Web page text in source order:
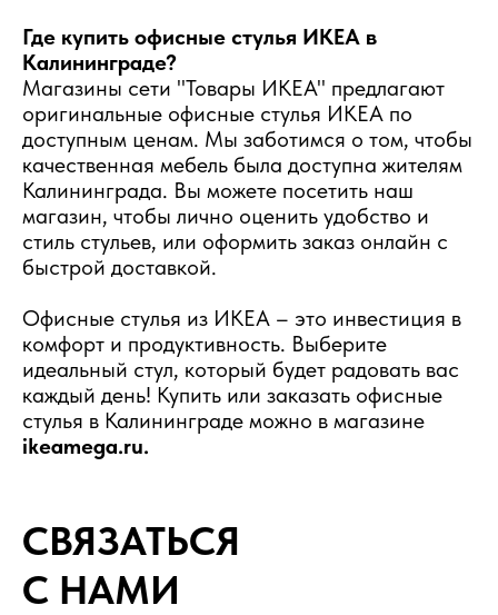
Где купить офисные стулья ИКЕА в
Калининграде?
Магазины сети "Товары ИКЕА" предлагают
оригинальные офисные стулья ИКЕА по
доступным ценам. Мы заботимся о том, чтобы
качественная мебель была доступна жителям
Калининграда. Вы можете посетить наш
магазин, чтобы лично оценить удобство и
стиль стульев, или оформить заказ онлайн с
быстрой доставкой.
Офисные стулья из ИКЕА – это инвестиция в
комфорт и продуктивность. Выберите
идеальный стул, который будет радовать вас
каждый день! Купить или заказать офисные
стулья в Калининграде можно в магазине
ikeamega.ru.
СВЯЗАТЬСЯ
С НАМИ